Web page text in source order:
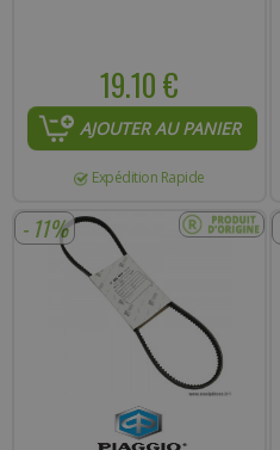
19.10 €
AJOUTER AU PANIER
Expédition Rapide
- 11%